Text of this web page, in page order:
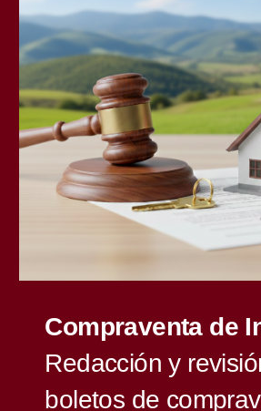
Compraventa de
Redacción y
boletos de